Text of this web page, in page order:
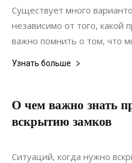
Существует много
независимо от того, какой
важно помнить о том, что
Узнать больше
О чем важно знать
вскрытию замков
04.01.2022
Ситуаций, когда нужно